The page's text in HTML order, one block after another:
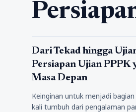
Pendidikan
Dari Tekad hingga
Persiapan Ujian PPPK
Masa Depan
Keinginan untuk menjadi
kali tumbuh dari pengalaman